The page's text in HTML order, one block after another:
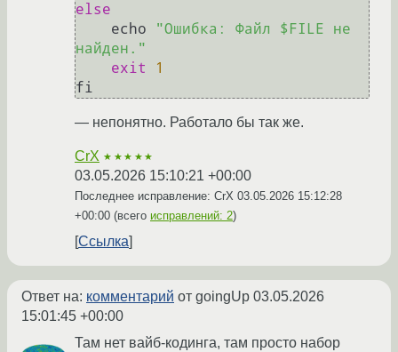
else
    echo
"Ошибка: Файл $FILE не
найден."
exit
1
— непонятно. Работало бы так же.
CrX ★★★★★
03.05.2026 15:10:21 +00:00
Последнее исправление: CrX 03.05.2026 15:12:28
+00:00 (всего исправлений: 2)
Ссылка
Ответ на: комментарий от goingUp 03.05.2026
15:01:45 +00:00
Там нет вайб-кодинга, там просто набор